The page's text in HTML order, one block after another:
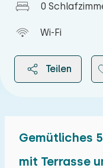
0
Wi-Fi
Teilen
Gemütliches
mit Terrasse